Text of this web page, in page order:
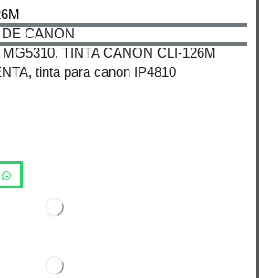
CANON
MG5310, TINTA CANON CLI-126M
, tinta para canon IP4810